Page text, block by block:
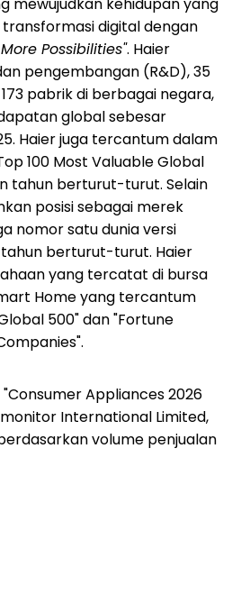
transformasi digital dengan
Possibilities". Haier
pengembangan (R&D), 35
pabrik di berbagai negara,
global sebesar
Haier juga tercantum dalam
100 Most Valuable Global
tahun berturut-turut. Selain
posisi sebagai merek
nomor satu dunia versi
tahun berturut-turut. Haier
yang tercatat di bursa
Home yang tercantum
500" dan "Fortune
Appliances 2026
International Limited,
volume penjualan